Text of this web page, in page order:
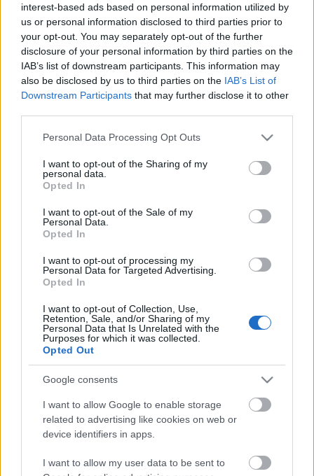
interest-based ads based on personal information utilized by
us or personal information disclosed to third parties prior to
your opt-out. You may separately opt-out of the further
disclosure of your personal information by third parties on the
IAB’s list of downstream participants. This information may
also be disclosed by us to third parties on the IAB’s List of
Downstream Participants that may further disclose it to other
Please note that this website/app uses one or more Google
not limited to your visit or usage behaviour. You may click to
grant or deny consent to Google and its third-party tags to
use your data for below specified purposes in below Google
consent section.
Personal Data Processing Opt Outs
I want to opt-out of the Sharing of my
personal data.
Opted In
I want to opt-out of the Sale of my
Personal Data.
Opted In
I want to opt-out of processing my
Personal Data for Targeted Advertising.
Opted In
I want to opt-out of Collection, Use,
Retention, Sale, and/or Sharing of my
Personal Data that Is Unrelated with the
Purposes for which it was collected.
Opted Out
Google consents
I want to allow Google to enable storage
related to advertising like cookies on web or
device identifiers in apps.
I want to allow my user data to be sent to
Nemzeti Táncházat a romkocsmák
helyén!
Kedves Kormányzat,Tőlem aztán költhettek az állami
társkeresőre, akár a Táncos Párválasztó nevet viselő
rendezvényre is. Eléggé komikusan hangzik az egész,
de még valami jó is kisülhet belőle, például lehet,
hogy jövő ilyenkor én is a "Fehérvári huszárok"-at
fogom…
Őseink csontjain taposnak
A szerzők szíves engedélyével szó szerint
másodközöljük Puzsér Róbert és Farkas Attila
Márton (FAM) írását az Apu azért iszik, mert te sírsz
blogról, mivel mélyen egyetértünk a poszt
tartalmával és a pontos helyzetelemzéssel. Nemrég
három szélsőjobboldali alkotó…
jegybanki unortodoxia